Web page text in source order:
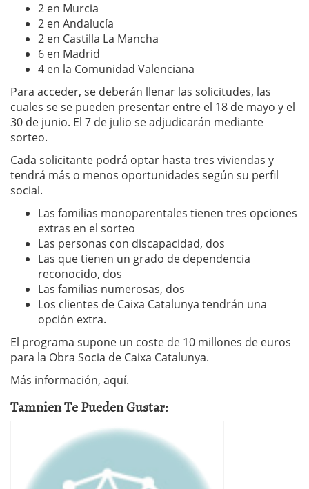
2 en Murcia
2 en Andalucía
2 en Castilla La Mancha
6 en Madrid
4 en la Comunidad Valenciana
Para acceder, se deberán llenar las solicitudes, las
cuales se se pueden presentar entre el 18 de mayo y el
30 de junio. El 7 de julio se adjudicarán mediante
sorteo.
Cada solicitante podrá optar hasta tres viviendas y
tendrá más o menos oportunidades según su perfil
social.
Las familias monoparentales tienen tres opciones
extras en el sorteo
Las personas con discapacidad, dos
Las que tienen un grado de dependencia
reconocido, dos
Las familias numerosas, dos
Los clientes de Caixa Catalunya tendrán una
opción extra.
El programa supone un coste de 10 millones de euros
para la Obra Socia de Caixa Catalunya.
Más información, aquí.
Tamnien Te Pueden Gustar: